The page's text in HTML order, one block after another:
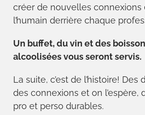
créer de nouvelles connexions
l’humain derrière chaque
Un buffet, du vin et des
alcoolisées vous seront servis.
La suite, c’est de l’histoire! Des
des connexions et on l’espère,
pro et perso durables.